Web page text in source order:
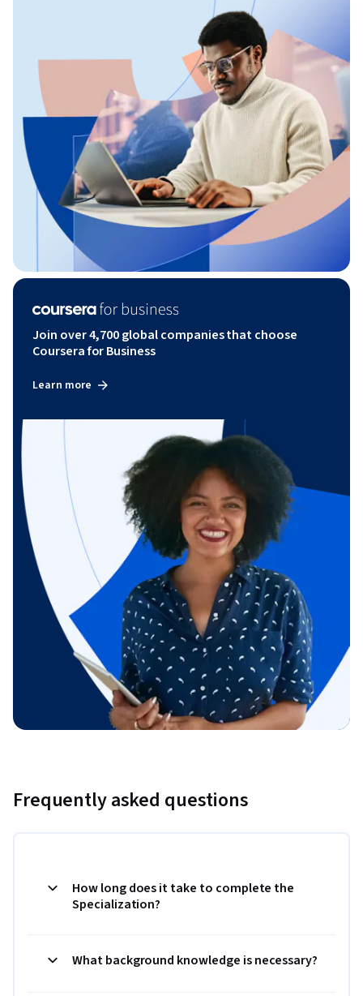
Join over 4,700 global companies that choose
Coursera for Business
Learn more
Frequently asked questions
How long does it take to complete the
Specialization?
What background knowledge is necessary?